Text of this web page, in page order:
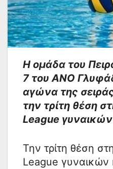
Η ομάδα του
7 του ΑΝΟ
αγώνα της
την τρίτη θέση
League
Την τρίτη θέση
League γυναικών